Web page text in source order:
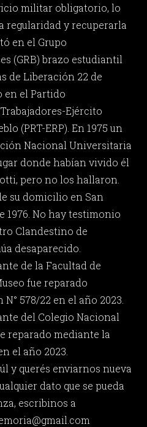
militar obligatorio, lo
regularidad y recuperarla
en el Grupo
(GRB) brazo estudiantil
de Liberación 22 de
en el Partido
Ejército
(PRT-ERP). En 1975 un
Nacional Universitaria
donde habían vivido él
pero no los hallaron.
su domicilio en San
1976. No hay testimonio
Clandestino de
desaparecido.
de la Facultad de
fue reparado
578/22 en el año 2023.
del Colegio Nacional
reparado mediante la
el año 2023.
y querés enviarnos nueva
dato que se pueda
escribinos a